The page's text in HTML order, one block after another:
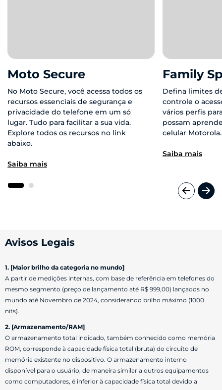
Moto Secure
No Moto Secure, você acessa todos os
recursos essenciais de segurança e
privacidade do telefone em um só
lugar. Tudo para facilitar a sua vida.
Explore todos os recursos no link
abaixo.
Saiba mais
Family
Defina limites
controle o
vários perfis
possam
celular Motorola.
Saiba mais
Avisos Legais
1. [Maior brilho da categoria no mundo]
A partir de medições internas, com base de referência em telefones do
mesmo segmento (preço de lançamento até R$ 999,00) lançados no
mundo até Novembro de 2024, considerando brilho máximo (1000
nits).
2. [Armazenamento/RAM]
O armazenamento total indicado, também conhecido como memória
ROM, corresponde à capacidade física total (bruta) do circuito de
memória existente no dispositivo. O armazenamento interno
disponível para o usuário, de maneira similar a outros equipamentos
como computadores, é inferior à capacidade física total devido a